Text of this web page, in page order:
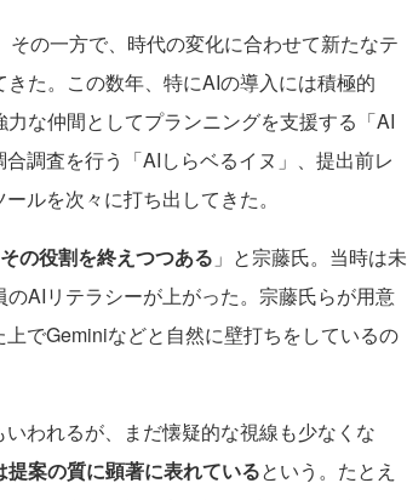
の一方で、時代の変化に合わせて新たなテ
た。この数年、特にAIの導入には積極的
な仲間としてプランニングを支援する「AI
調査を行う「AIしらベるイヌ」、提出前レ
ルを次々に打ち出してきた。
の役割を終えつつある 」と宗藤氏。当時は未
AIリテラシーが上がった。宗藤氏らが用意
でGeminiなどと自然に壁打ちをしているの
われるが、まだ懐疑的な視線も少なくな
案の質に顕著に表れているという。たとえ